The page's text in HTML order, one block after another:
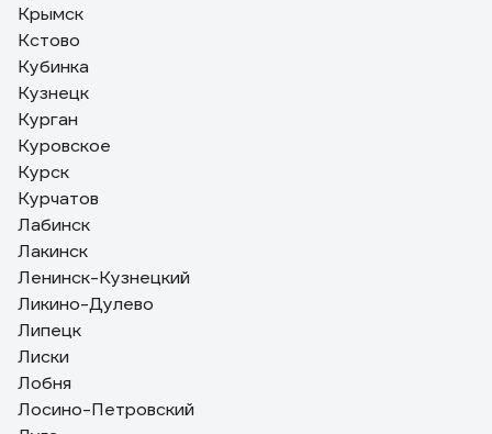
Крымск
Кстово
Кубинка
Кузнецк
Курган
Куровское
Курск
Курчатов
Лабинск
Лакинск
Ленинск-Кузнецкий
Ликино-Дулево
Липецк
Лиски
Лобня
Лосино-Петровский